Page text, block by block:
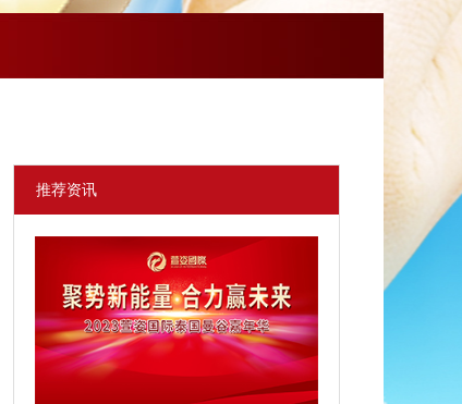
推荐资讯